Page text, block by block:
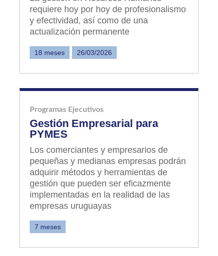
requiere hoy por hoy de profesionalismo
y efectividad, así como de una
actualización permanente
18 meses 26/03/2026
Programas Ejecutivos
Gestión Empresarial para
PYMES
Los comerciantes y empresarios de
pequeñas y medianas empresas podrán
adquirir métodos y herramientas de
gestión que pueden ser eficazmente
implementadas en la realidad de las
empresas uruguayas
7 meses